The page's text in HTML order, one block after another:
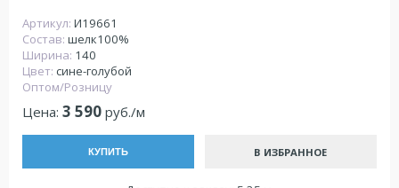
Артикул: И19661
Состав: шелк100%
Ширина: 140
Цвет: сине-голубой
Оптом/Розницу
Цена: 3 590 руб./м
КУПИТЬ В ИЗБРАННОЕ